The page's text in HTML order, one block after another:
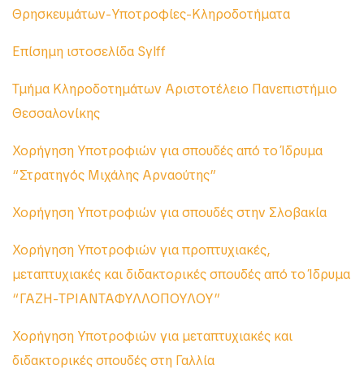
Θρησκευμάτων-Υποτροφίες-Κληροδοτήματα
Επίσημη ιστοσελίδα Sylff
Τμήμα Κληροδοτημάτων Αριστοτέλειο Πανεπιστήμιο
Θεσσαλονίκης
Χορήγηση Υποτροφιών για σπουδές από το Ίδρυμα
“Στρατηγός Μιχάλης Αρναούτης”
Χορήγηση Υποτροφιών για σπουδές στην Σλοβακία
Χορήγηση Υποτροφιών για προπτυχιακές,
μεταπτυχιακές και διδακτορικές σπουδές από το Ίδρυμα
“ΓΑΖΗ-ΤΡΙΑΝΤΑΦΥΛΛΟΠΟΥΛΟΥ”
Χορήγηση Υποτροφιών για μεταπτυχιακές και
διδακτορικές σπουδές στη Γαλλία